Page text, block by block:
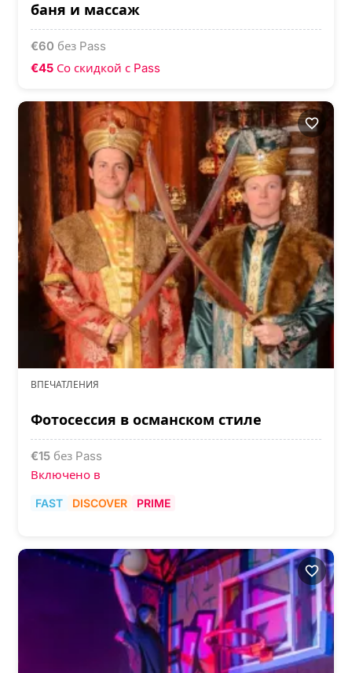
баня и массаж
€60 без Pass
€45 Со скидкой с Pass
ВПЕЧАТЛЕНИЯ
Фотосессия в османском стиле
€15 без Pass
Включено в
FAST DISCOVER PRIME